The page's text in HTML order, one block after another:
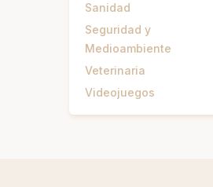
Sanidad
Seguridad y
Medioambiente
Veterinaria
Videojuegos